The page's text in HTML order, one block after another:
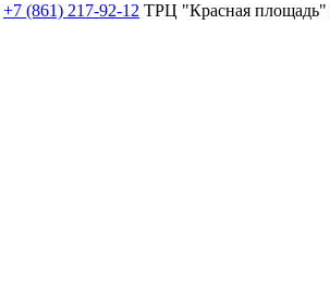
+7 (861) 217-92-12 ТРЦ "Красная площадь"